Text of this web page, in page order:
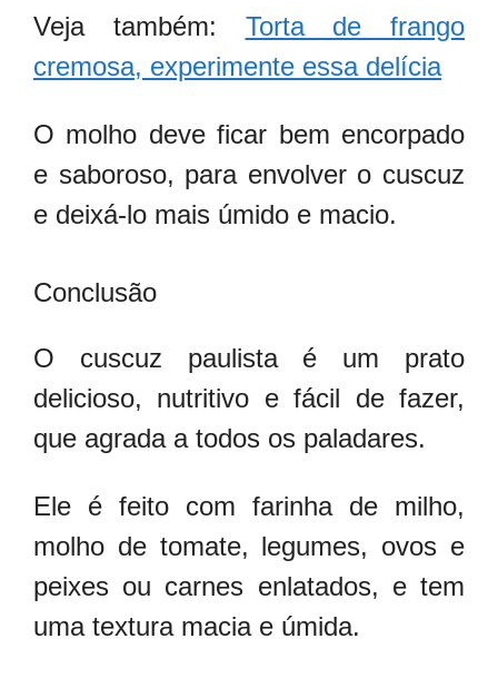
Veja também: Torta de frango
cremosa, experimente essa delícia
O molho deve ficar bem encorpado
e saboroso, para envolver o cuscuz
e deixá-lo mais úmido e macio.
Conclusão
O cuscuz paulista é um prato
delicioso, nutritivo e fácil de fazer,
que agrada a todos os paladares.
Ele é feito com farinha de milho,
molho de tomate, legumes, ovos e
peixes ou carnes enlatados, e tem
uma textura macia e úmida.